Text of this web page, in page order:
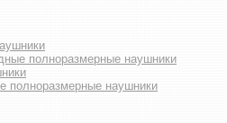
полноразмерные наушники
полноразмерные наушники